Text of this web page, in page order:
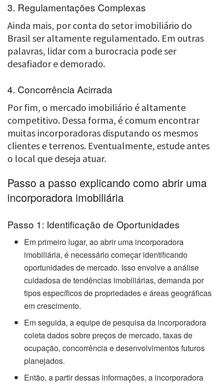
3. Regulamentações Complexas
Ainda mais, por conta do setor imobiliário do
Brasil ser altamente regulamentado. Em outras
palavras, lidar com a burocracia pode ser
desafiador e demorado.
4. Concorrência Acirrada
Por fim, o mercado imobiliário é altamente
competitivo. Dessa forma, é comum encontrar
muitas incorporadoras disputando os mesmos
clientes e terrenos. Eventualmente, estude antes
o local que deseja atuar.
Passo a passo explicando como abrir uma
incorporadora imobiliária
Passo 1: Identificação de Oportunidades
Em primeiro lugar, ao abrir uma incorporadora
imobiliária, é necessário começar identificando
oportunidades de mercado. Isso envolve a análise
cuidadosa de tendências imobiliárias, demanda por
tipos específicos de propriedades e áreas geográficas
em crescimento.
Em seguida, a equipe de pesquisa da incorporadora
coleta dados sobre preços de mercado, taxas de
ocupação, concorrência e desenvolvimentos futuros
planejados.
Então, a partir dessas informações, a incorporadora